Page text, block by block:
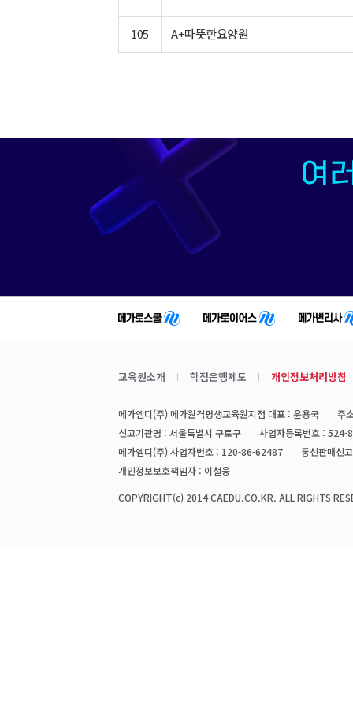
105 A+따뜻한요양원
새창으로 지도보기
교육원소개 학점은행제도 개인정보처리방침
메가엠디(주) 메가원격평생교육원지점 대표 : 윤용국
주
신고기관명 : 서울특별시 구로구
사업자등록번호 :
메가엠디(주) 사업자번호 : 120-86-62487
통신판매신
개인정보보호책임자 : 이철웅
COPYRIGHT(c) 2014 CAEDU.CO.KR. ALL RIGHTS